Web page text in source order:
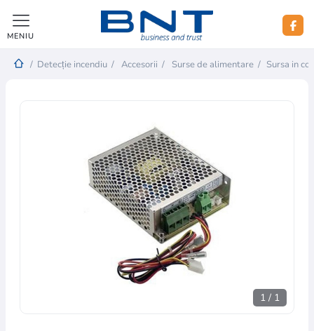
MENIU
/ Detecție incendiu / Accesorii / Surse de alimentare / Sursa in
1 / 1